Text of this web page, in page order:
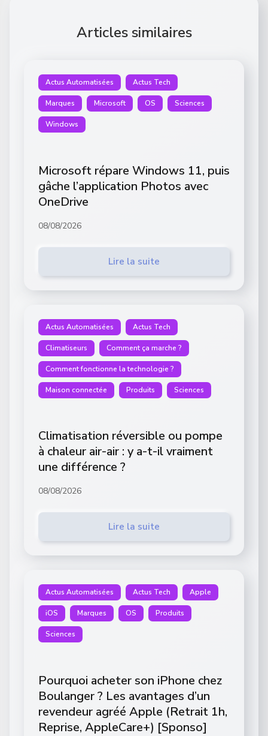
Articles similaires
Actus Automatisées Actus Tech
Marques Microsoft OS Sciences
Windows
Microsoft répare Windows 11, puis
gâche l’application Photos avec
OneDrive
08/08/2026
Lire la suite
Actus Automatisées Actus Tech
Climatiseurs Comment ça marche ?
Comment fonctionne la technologie ?
Maison connectée Produits Sciences
Climatisation réversible ou pompe
à chaleur air-air : y a-t-il vraiment
une différence ?
08/08/2026
Lire la suite
Actus Automatisées Actus Tech Apple
iOS Marques OS Produits
Sciences
Pourquoi acheter son iPhone chez
Boulanger ? Les avantages d’un
revendeur agréé Apple (Retrait 1h,
Reprise, AppleCare+) [Sponso]